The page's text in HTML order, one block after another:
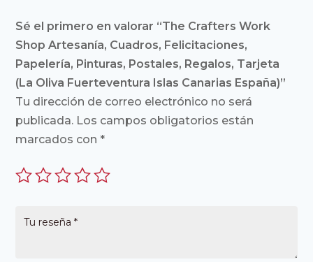
Sé el primero en valorar “The Crafters Work
Shop Artesanía, Cuadros, Felicitaciones,
Papelería, Pinturas, Postales, Regalos, Tarjeta
(La Oliva Fuerteventura Islas Canarias España)”
Tu dirección de correo electrónico no será
publicada. Los campos obligatorios están
marcados con*